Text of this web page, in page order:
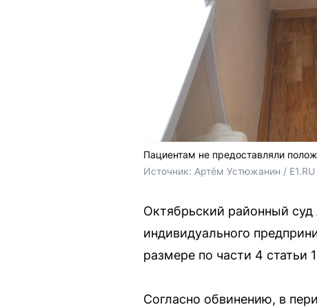
Пациентам не предоставляли
Источник: Артём Устюжанин / E1.RU
Октябрьский районный суд
индивидуального
размере по части 4 статьи
Согласно обвинению, в